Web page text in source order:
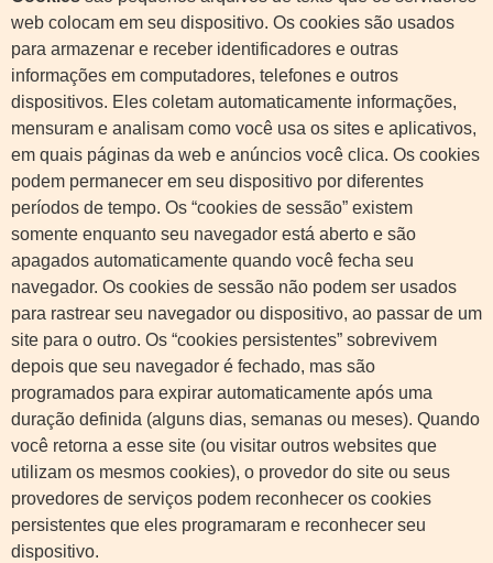
web colocam em seu dispositivo. Os cookies são usados
para armazenar e receber identificadores e outras
informações em computadores, telefones e outros
dispositivos. Eles coletam automaticamente informações,
mensuram e analisam como você usa os sites e aplicativos,
em quais páginas da web e anúncios você clica. Os cookies
podem permanecer em seu dispositivo por diferentes
períodos de tempo. Os “cookies de sessão” existem
somente enquanto seu navegador está aberto e são
apagados automaticamente quando você fecha seu
navegador. Os cookies de sessão não podem ser usados
para rastrear seu navegador ou dispositivo, ao passar de um
site para o outro. Os “cookies persistentes” sobrevivem
depois que seu navegador é fechado, mas são
programados para expirar automaticamente após uma
duração definida (alguns dias, semanas ou meses). Quando
você retorna a esse site (ou visitar outros websites que
utilizam os mesmos cookies), o provedor do site ou seus
provedores de serviços podem reconhecer os cookies
persistentes que eles programaram e reconhecer seu
dispositivo.